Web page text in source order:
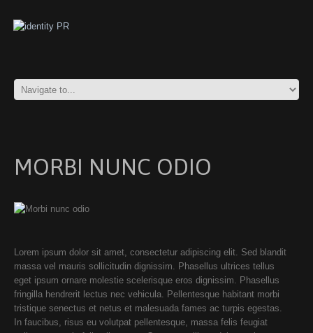
MORBI NUNC ODIO
Lorem ipsum dolor sit amet, consectetur adipiscing elit. Sed blandit
massa vel mauris sollicitudin dignissim. Phasellus ultrices tellus
eget ipsum ornare molestie scelerisque eros dignissim. Phasellus
fringilla hendrerit lectus nec vehicula. Pellentesque habitant morbi
tristique senectus et netus et malesuada fames ac turpis egestas.
In faucibus, risus eu volutpat pellentesque, massa felis feugiat